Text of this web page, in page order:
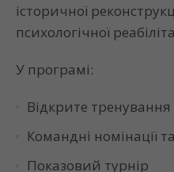
історичної
психологічної
У програмі:
Відкрите тренування
Командні номінації
Показовий турнір